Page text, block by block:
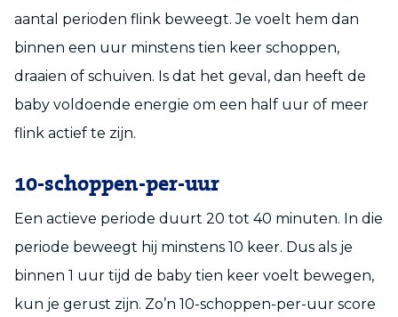
aantal perioden flink beweegt. Je voelt hem dan
binnen een uur minstens tien keer schoppen,
draaien of schuiven. Is dat het geval, dan heeft de
baby voldoende energie om een half uur of meer
flink actief te zijn.
10-schoppen-per-uur
Een actieve periode duurt 20 tot 40 minuten. In die
periode beweegt hij minstens 10 keer. Dus als je
binnen 1 uur tijd de baby tien keer voelt bewegen,
kun je gerust zijn. Zo’n 10-schoppen-per-uur score